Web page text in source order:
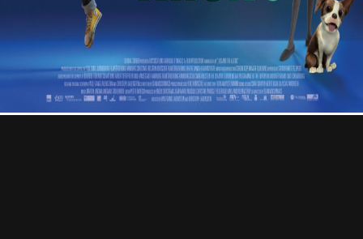
Contact